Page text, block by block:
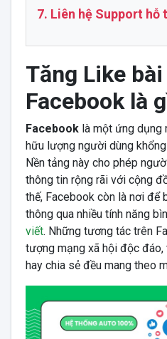
7. Liên hệ Support hỗ
Tăng Like
Facebook là
Facebooklà một ứng dụng
hữu lượng người dùng
Nền tảng này cho phép
thông tin rộng rãi với cộng
thế, Facebook còn là nơi để
thông qua nhiều tính năng
viết. Những tương tác trên
tượng mạng xã hội độc
hay chia sẻ đều mang theo